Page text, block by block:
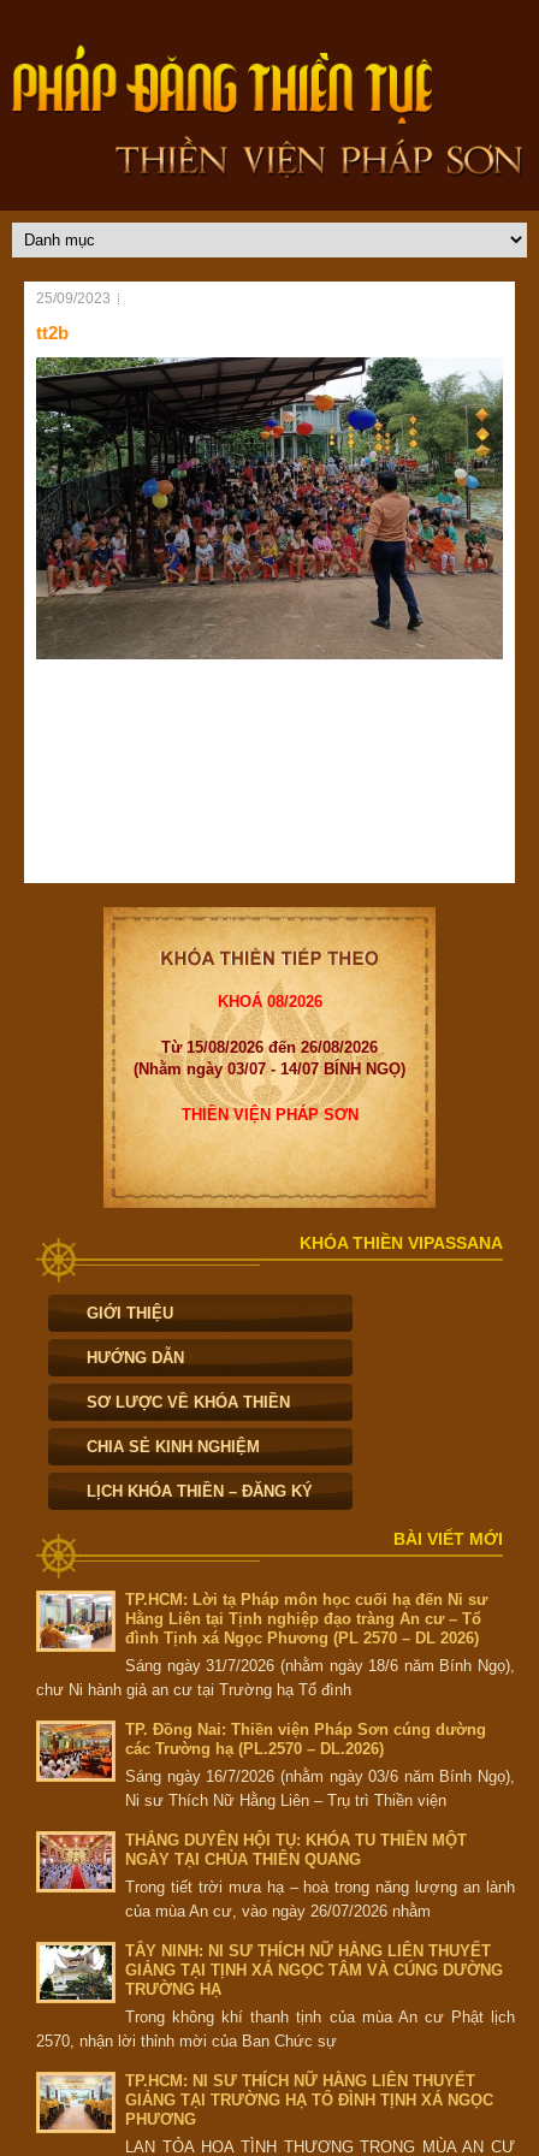
25/09/2023
tt2b
KHOÁ 08/2026
Từ 15/08/2026 đến 26/08/2026
(Nhằm ngày 03/07 - 14/07 BÍNH NGỌ)
THIỀN VIỆN PHÁP SƠN
KHÓA THIỀN VIPASSANA
GIỚI THIỆU
HƯỚNG DẪN
SƠ LƯỢC VỀ KHÓA THIỀN
CHIA SẺ KINH NGHIỆM
LỊCH KHÓA THIỀN – ĐĂNG KÝ
BÀI VIẾT MỚI
TP.HCM: Lời tạ Pháp môn học cuối hạ đến Ni sư
Hằng Liên tại Tịnh nghiệp đạo tràng An cư – Tổ
đình Tịnh xá Ngọc Phương (PL 2570 – DL 2026)
Sáng ngày 31/7/2026 (nhằm ngày 18/6 năm Bính Ngọ),
chư Ni hành giả an cư tại Trường hạ Tổ đình
TP. Đồng Nai: Thiền viện Pháp Sơn cúng dường
các Trường hạ (PL.2570 – DL.2026)
Sáng ngày 16/7/2026 (nhằm ngày 03/6 năm Bính Ngọ),
Ni sư Thích Nữ Hằng Liên – Trụ trì Thiền viện
THẮNG DUYÊN HỘI TỤ: KHÓA TU THIỀN MỘT
NGÀY TẠI CHÙA THIÊN QUANG
Trong tiết trời mưa hạ – hoà trong năng lượng an lành
của mùa An cư, vào ngày 26/07/2026 nhằm
TÂY NINH: NI SƯ THÍCH NỮ HẰNG LIÊN THUYẾT
GIẢNG TẠI TỊNH XÁ NGỌC TÂM VÀ CÚNG DƯỜNG
TRƯỜNG HẠ
Trong không khí thanh tịnh của mùa An cư Phật lịch
2570, nhận lời thỉnh mời của Ban Chức sự
TP.HCM: NI SƯ THÍCH NỮ HẰNG LIÊN THUYẾT
GIẢNG TẠI TRƯỜNG HẠ TỔ ĐÌNH TỊNH XÁ NGỌC
PHƯƠNG
LAN TỎA HOA TÌNH THƯƠNG TRONG MÙA AN CƯ